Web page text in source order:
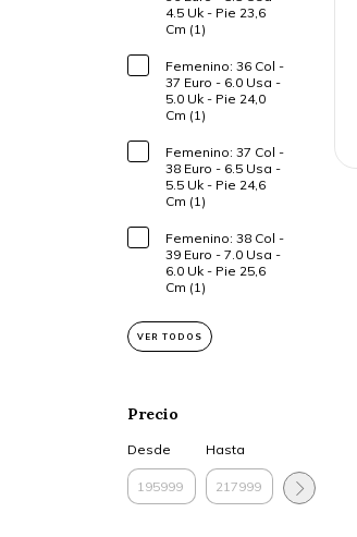
4.5 Uk - Pie 23,6
Cm (1)
Femenino: 36 Col -
37 Euro - 6.0 Usa -
5.0 Uk - Pie 24,0
Cm (1)
Femenino: 37 Col -
38 Euro - 6.5 Usa -
5.5 Uk - Pie 24,6
Cm (1)
Femenino: 38 Col -
39 Euro - 7.0 Usa -
6.0 Uk - Pie 25,6
Cm (1)
VER TODOS
Precio
Desde Hasta